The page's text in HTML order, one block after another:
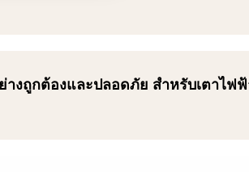
งถูกต้องและปลอดภัย สำหรับเตาไฟ